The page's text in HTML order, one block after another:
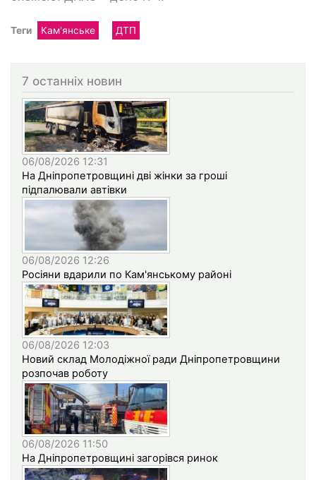
Теги Кам'янське ДТП
7 останніх новин
06/08/2026 12:31
На Дніпропетровщині дві жінки за гроші
підпалювали автівки
06/08/2026 12:26
Росіяни вдарили по Кам'янському районі
06/08/2026 12:03
Новий склад Молодіжної ради Дніпропетровщини
розпочав роботу
06/08/2026 11:50
На Дніпропетровщині загорівся ринок